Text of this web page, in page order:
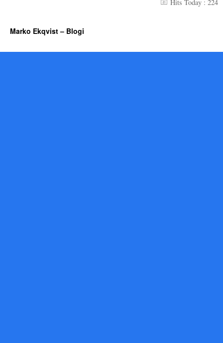
Hits Today : 224
Marko Ekqvist – Blogi